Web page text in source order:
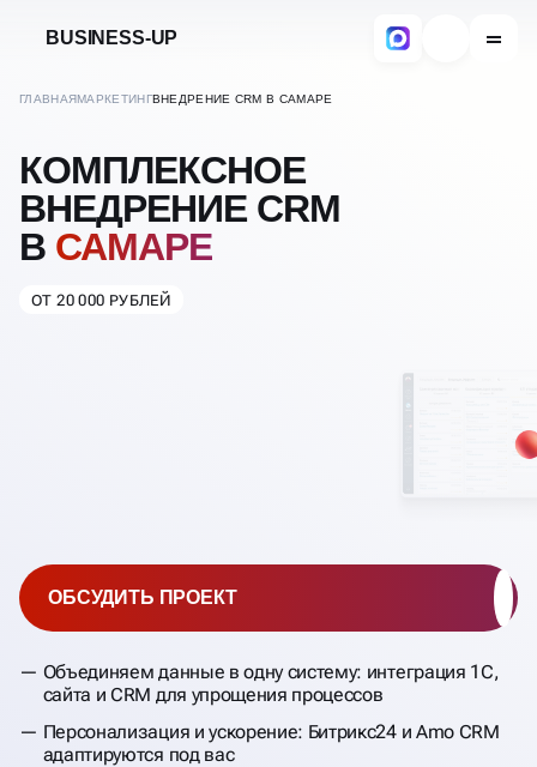
BUSINESS-UP
ГЛАВНАЯМАРКЕТИНГВНЕДРЕНИЕ CRM В САМАРЕ
КОМПЛЕКСНОЕ
ВНЕДРЕНИЕ CRM
В САМАРЕ
ОТ 20 000 РУБЛЕЙ
Объединяем данные в одну систему: интеграция 1С,
сайта и CRM для упрощения процессов
Персонализация и ускорение: Битрикс24 и Amo CRM
адаптируются под вас
ОБСУДИТЬ ПРОЕКТ